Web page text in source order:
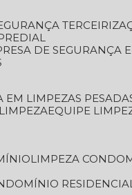
DE SEGURANÇA
EM LIMPEZAS
EQUIPE
LIMPEZA